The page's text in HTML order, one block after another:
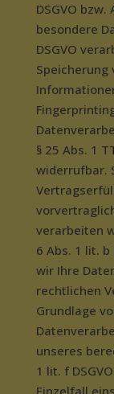
DSGVO
besondere
DSGVO
Speicherung
§ 25 Abs. 1
widerrufbar.
verarbeiten
6 Abs. 1 lit. b
wir Ihre
rechtlichen
Grundlage
unseres
1 lit. f
Einzelfall